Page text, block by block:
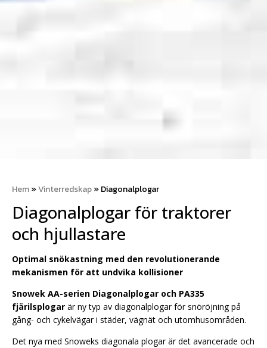
Hem»Vinterredskap»Diagonalplogar
Diagonalplogar för traktorer
och hjullastare
Optimal snökastning med den revolutionerande
mekanismen för att undvika kollisioner
Snowek AA-serien Diagonalplogar och PA335
fjärilsplogar är ny typ av diagonalplogar för snöröjning på
gång- och cykelvägar i städer, vägnät och utomhusområden.
Det nya med Snoweks diagonala plogar är det avancerade och